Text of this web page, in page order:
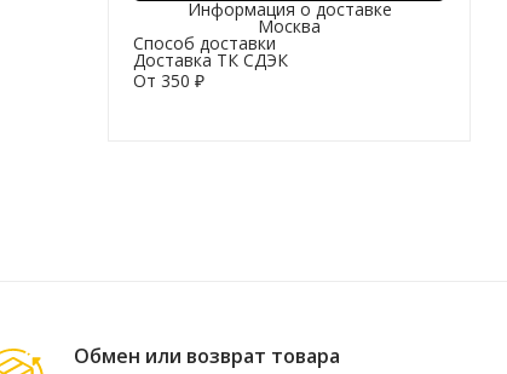
Информация о доставке
Москва
Способ доставки
Доставка ТК СДЭК
От 350 ₽
Обмен или возврат товара